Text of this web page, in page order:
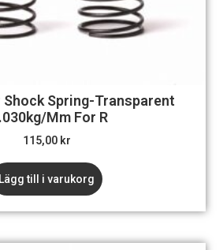
Shock Spring-Transparent
mm For R
115,00 kr
Lägg till i varukorg